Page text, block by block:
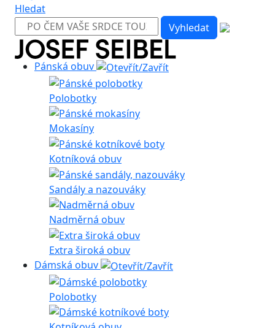
Hledat
Pánská obuv
Polobotky
Mokasíny
Kotníková obuv
Sandály a nazouváky
Nadměrná obuv
Extra široká obuv
Dámská obuv
Polobotky